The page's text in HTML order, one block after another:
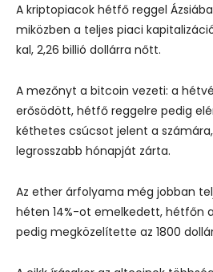
A kriptopiacok hétfő reggel
miközben a teljes piaci
kal, 2,26 billió dollárra nőtt.
A mezőnyt a bitcoin vezeti: a
erősödött, hétfő reggelre pedig
kéthetes csúcsot jelent a
legrosszabb hónapját zárta.
Az ether árfolyama még jobban
héten 14%-ot emelkedett, hétfőn
pedig megközelítette az 1800